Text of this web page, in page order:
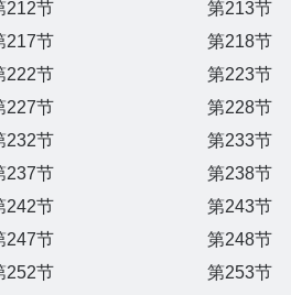
212节 第213节
217节 第218节
222节 第223节
227节 第228节
232节 第233节
237节 第238节
242节 第243节
247节 第248节
252节 第253节